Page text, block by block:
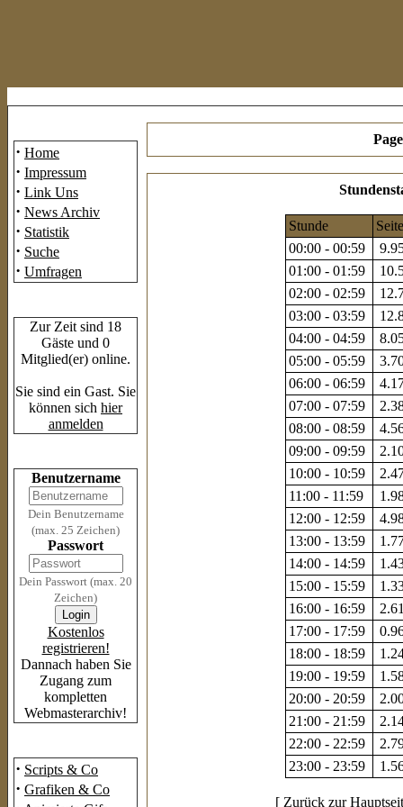
· Home
· Impressum
· Link Uns
· News Archiv
· Statistik
· Suche
· Umfragen
Zur Zeit sind 18
Gäste und 0
Mitglied(er) online.
Sie sind ein Gast. Sie
können sich hier
anmelden
Benutzername
Dein Benutzername
(max. 25 Zeichen)
Passwort
Dein Passwort (max. 20
Zeichen)
Kostenlos
registrieren!
Dannach haben Sie
Zugang zum
kompletten
Webmasterarchiv!
· Scripts & Co
· Grafiken & Co
Stunde
00:00 - 00:59
01:00 - 01:59
02:00 - 02:59
03:00 - 03:59
04:00 - 04:59
05:00 - 05:59
06:00 - 06:59
07:00 - 07:59
08:00 - 08:59
09:00 - 09:59
10:00 - 10:59
11:00 - 11:59
12:00 - 12:59
13:00 - 13:59
14:00 - 14:59
15:00 - 15:59
16:00 - 16:59
17:00 - 17:59
18:00 - 18:59
19:00 - 19:59
20:00 - 20:59
21:00 - 21:59
22:00 - 22:59
23:00 - 23:59
[ Zurück zur